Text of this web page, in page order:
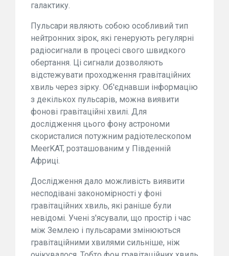
галактику.
Пульсари являють собою особливий тип
нейтронних зірок, які генерують регулярні
радіосигнали в процесі свого швидкого
обертання. Ці сигнали дозволяють
відстежувати проходження гравітаційних
хвиль через зірку. Об'єднавши інформацію
з декількох пульсарів, можна виявити
фонові гравітаційні хвилі. Для
дослідження цього фону астрономи
скористалися потужним радіотелескопом
MeerKAT, розташованим у Південній
Африці.
Дослідження дало можливість виявити
несподівані закономірності у фоні
гравітаційних хвиль, які раніше були
невідомі. Учені з'ясували, що простір і час
між Землею і пульсарами змінюються
гравітаційними хвилями сильніше, ніж